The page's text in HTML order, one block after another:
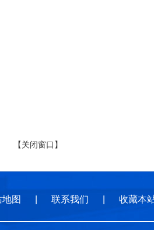
【关闭窗口】
地图 联系我们 收藏本